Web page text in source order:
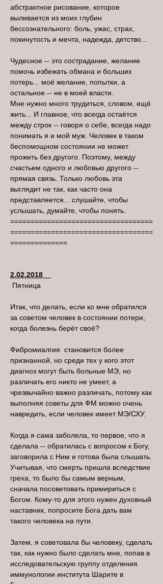
абстрактное рисование, которое
выливается из моих глубин
бессознательного: боль, ужас, страх,
покинутость и мечта, надежда, детство...
Чудесное -- это сострадание, желание
помочь избежать обмана и больших
потерь... моё желание, попытки, а
остальное -- не в моей власти.
Мне нужно много трудиться, словом, ещё
жить... И главное, что всегда остаётся
между строк -- говоря о себе, всегда надо
понимать я и мой муж. Человек в таком
беспомощном состоянии не может
прожить без другого. Поэтому, между
счастьем одного и любовью другого --
прямая связь. Только любовь эта
выглядит не так, как часто она
представляется... слушайте, чтобы
услышать, думайте, чтобы понять.
===================================
===================================
==============
2.02.2018
Пятница
Итак, что делать, если ко мне обратился
за советом человек в состоянии потери,
когда болезнь берёт своё?
Фибромиалгия становится более
признанной, но среди тех у кого этот
диагноз могут быть больные МЭ, но
различать его никто не умеет, а
чрезвычайно важно различать, потому как
выполняя советы для ФМ можно очень
навредить, если человек имеет МЭ/СХУ.
Когда я сама заболела, то первое, что я
сделала -- обратилась с вопросом к Богу,
заговорила с Ним и готова была слышать.
Учитывая, что смерть пришла вследствие
греха, то было бы самым верным,
сначала посоветовать примириться с
Богом. Кому-то для этого нужен духовный
наставник, попросите Бога дать вам
такого человека на пути.
Затем, я советовала бы человеку, сделать
так, как нужно было сделать мне, попав в
исследовательскую группу отделения
иммунологии института Шарите в